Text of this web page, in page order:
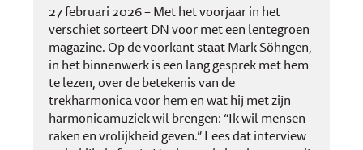
27 februari 2026 – Met het voorjaar in het
verschiet sorteert DN voor met een lentegroen
magazine. Op de voorkant staat Mark Söhngen,
in het binnenwerk is een lang gesprek met hem
te lezen, over de betekenis van de
trekharmonica voor hem en wat hij met zijn
harmonicamuziek wil brengen: “Ik wil mensen
raken en vrolijkheid geven.” Lees dat interview